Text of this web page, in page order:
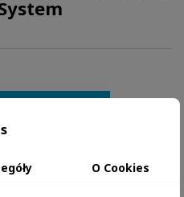
O Cookies